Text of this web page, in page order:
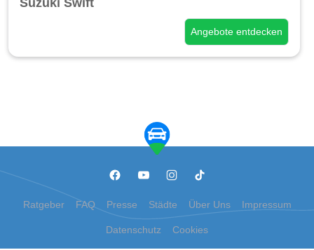
Angebote entdecken
Ratgeber FAQ Presse Städte Über Uns Impressum
Datenschutz Cookies